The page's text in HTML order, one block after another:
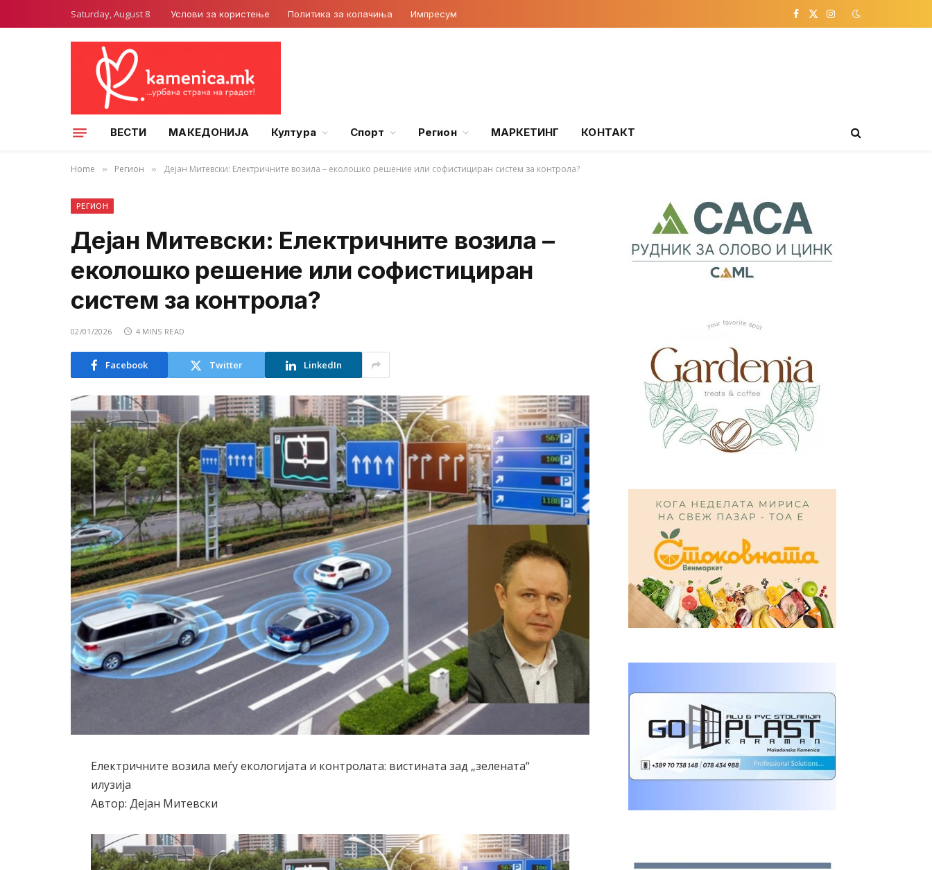
Saturday, August 8 Услови за користење Политика за колачиња Импресум Facebook
X
Instagram
ВЕСТИ МАКЕДОНИЈА Култура Спорт Регион МАРКЕТИНГ КОНТАКТ
Home » Регион » Дејан Митевски: Електричните возила – еколошко решение или софистициран систем за контрола?
РЕГИОН
Дејан Митевски: Електричните возила –
еколошко решение или софистициран
систем за контрола?
02/01/2026 4 MINS READ
Facebook Twitter LinkedIn
Електричните возила меѓу екологијата и контролата: вистината зад „зелената“
илузија
Автор: Дејан Митевски